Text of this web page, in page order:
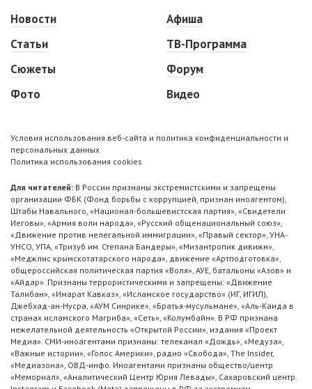
Новости
Статьи
Сюжеты
Фото
Афиша
ТВ-Программа
Форум
Видео
Условия использования веб-сайта и политика конфиденциальности и
персональных данных
Политика использования cookies
Для читателей: В России признаны экстремистскими и запрещены
организации ФБК (Фонд борьбы с коррупцией, признан иноагентом),
Штабы Навального, «Национал-большевистская партия», «Свидетели
Иеговы», «Армия воли народа», «Русский общенациональный союз»,
«Движение против нелегальной иммиграции», «Правый сектор», УНА-
УНСО, УПА, «Тризуб им. Степана Бандеры», «Мизантропик дивижн»,
«Меджлис крымскотатарского народа», движение «Артподготовка»,
общероссийская политическая партия «Воля», АУЕ, батальоны «Азов» и
«Айдар». Признаны террористическими и запрещены: «Движение
Талибан», «Имарат Кавказ», «Исламское государство» (ИГ, ИГИЛ),
Джебхад-ан-Нусра, «АУМ Синрике», «Братья-мусульмане», «Аль-Каида в
странах исламского Магриба», «Сеть», «Колумбайн». В РФ признана
нежелательной деятельность «Открытой России», издания «Проект
Медиа». СМИ-иноагентами признаны: телеканал «Дождь», «Медуза»,
«Важные истории», «Голос Америки», радио «Свобода», The Insider,
«Медиазона», ОВД-инфо. Иноагентами признаны общество/центр
«Мемориал», «Аналитический Центр Юрия Левады», Сахаровский центр.